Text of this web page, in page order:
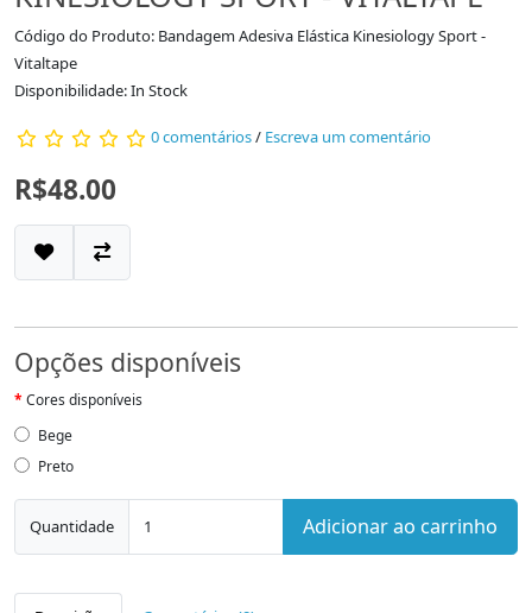
Código do Produto: Bandagem Adesiva Elástica Kinesiology Sport -
Vitaltape
Disponibilidade: In Stock
0 comentários/ Escreva um comentário
R$48.00
Opções disponíveis
Cores disponíveis
Bege
Preto
Quantidade Adicionar ao carrinho